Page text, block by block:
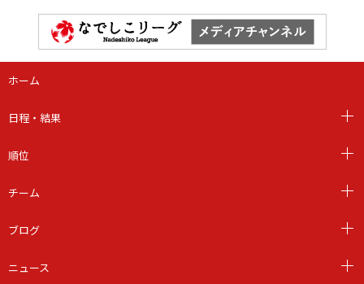
ホーム
日程・結果
順位
チーム
ブログ
ニュース